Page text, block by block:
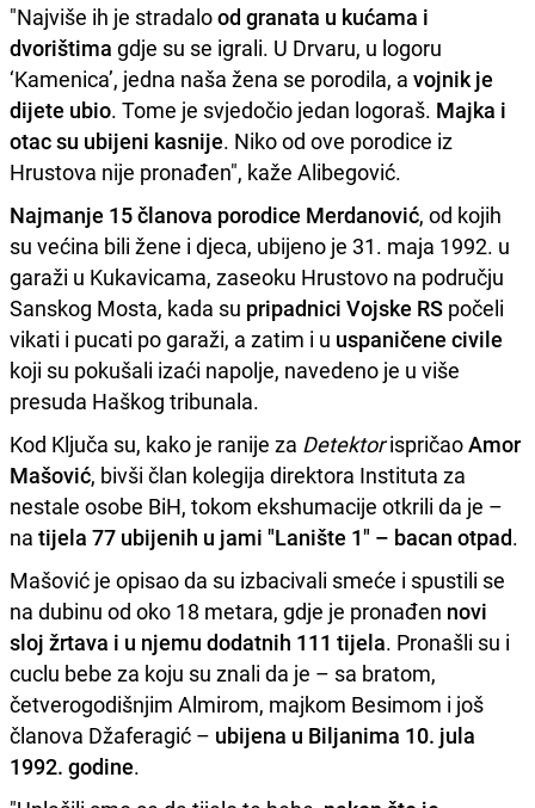
"Najviše ih je stradalood granata u kućama i
dvorištima gdje su se igrali. U Drvaru, u logoru
‘Kamenica’, jedna naša žena se porodila, a vojnik je
dijete ubio. Tome je svjedočio jedan logoraš. Majka i
otac su ubijeni kasnije. Niko od ove porodice iz
Hrustova nije pronađen", kaže Alibegović.
Najmanje 15 članova porodice Merdanović, od kojih
su većina bili žene i djeca, ubijeno je 31. maja 1992. u
garaži u Kukavicama, zaseoku Hrustovo na području
Sanskog Mosta, kada su pripadnici Vojske RS počeli
vikati i pucati po garaži, a zatim i u uspaničene civile
koji su pokušali izaći napolje, navedeno je u više
presuda Haškog tribunala.
Kod Ključa su, kako je ranije za DetektorispričaoAmor
Mašović, bivši član kolegija direktora Instituta za
nestale osobe BiH, tokom ekshumacije otkrili da je –
na tijela 77 ubijenih u jami "Lanište 1" – bacan otpad.
Mašović je opisao da su izbacivali smeće i spustili se
na dubinu od oko 18 metara, gdje je pronađen novi
sloj žrtava i u njemu dodatnih 111 tijela. Pronašli su i
cuclu bebe za koju su znali da je – sa bratom,
četverogodišnjim Almirom, majkom Besimom i još
članova Džaferagić – ubijena u Biljanima 10. jula
1992. godine.